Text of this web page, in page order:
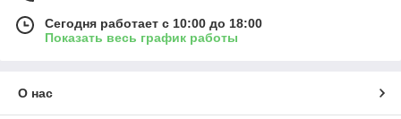
Сегодня работает с 10:00 до 18:00
Показать весь график работы
О нас